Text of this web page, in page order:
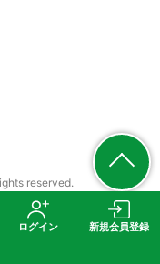
ログイン 新規会員登録
reserved.